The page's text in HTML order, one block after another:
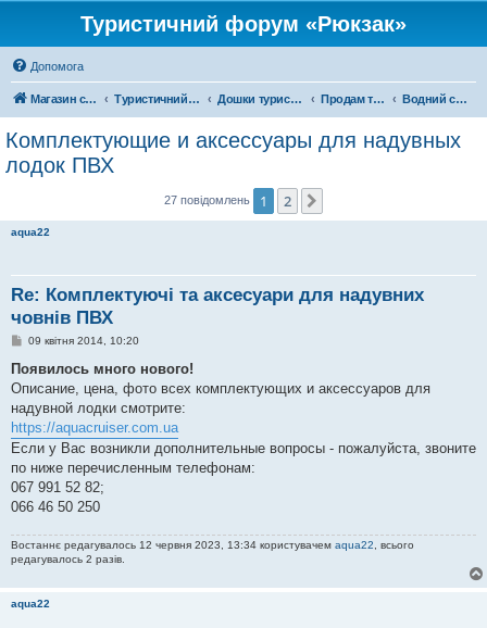
Туристичний форум «Рюкзак»
Допомога
Магазин спорядження Туристичний форум «Рюкзак» Дошки туристичних оголошень Продам туристичне спорядження Водний спорт
Комплектующие и аксессуары для надувных
лодок ПВХ
27 повідомлень 1 2
aqua22
Re: Комплектуючі та аксесуари для надувних
човнів ПВХ
П
в
д
о
м
л
е
н
н
я
09 квітня 2014, 10:20
Появилось много нового!
Описание, цена, фото всех комплектующих и аксессуаров для
надувной лодки смотрите:
https://aquacruiser.com.ua
Если у Вас возникли дополнительные вопросы - пожалуйста, звоните
по ниже перечисленным телефонам:
067 991 52 82;
066 46 50 250
Востаннє редагувалось 12 червня 2023, 13:34 користувачем aqua22 , всього
редагувалось 2 разів.
aqua22